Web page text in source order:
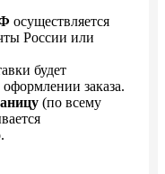
осуществляется
России или
будет
заказа.
(по всему